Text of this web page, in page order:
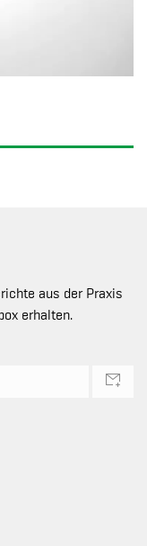
aus der Praxis
erhalten.